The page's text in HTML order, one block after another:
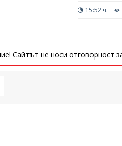
15:52 ч.
Сайтът не носи отговорност